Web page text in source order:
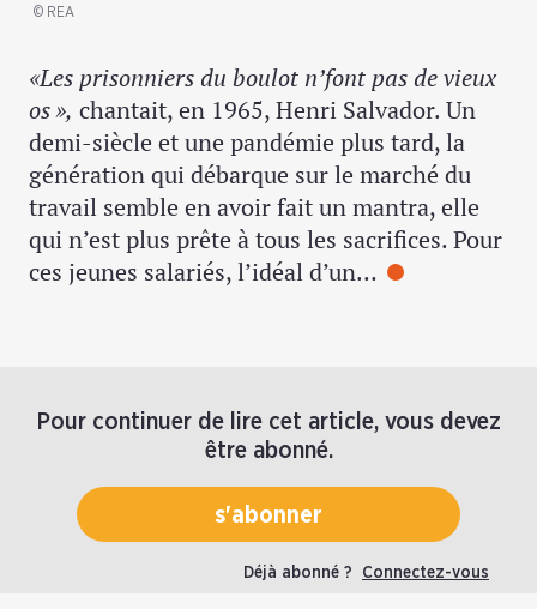
© REA
«Les prisonniers du boulot n’font pas de vieux
os », chantait, en 1965, Henri Salvador. Un
demi-siècle et une pandémie plus tard, la
génération qui débarque sur le marché du
travail semble en avoir fait un mantra, elle
qui n’est plus prête à tous les sacrifices. Pour
ces jeunes salariés, l’idéal d’un…
Pour continuer de lire cet article, vous devez
être abonné.
s'abonner
Déjà abonné ? Connectez-vous